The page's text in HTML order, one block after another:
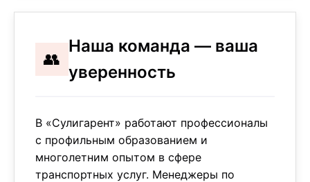
👥
Наша команда — ваша
уверенность
В «Сулигарент» работают профессионалы
с профильным образованием и
многолетним опытом в сфере
транспортных услуг. Менеджеры по